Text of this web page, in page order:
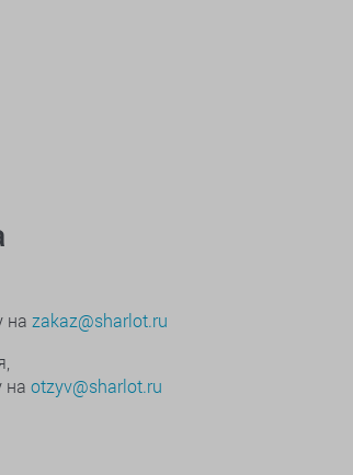
на zakaz@sharlot.ru
на otzyv@sharlot.ru